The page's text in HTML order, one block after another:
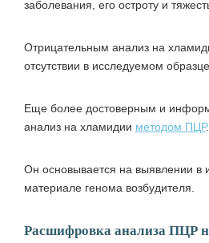
заболевания, его остроту и
Отрицательным анализ на
отсутствии в исследуемом
Еще более достоверным и
анализ на хламидии методом ПЦР.
Он основывается на выявлении в
материале генома возбудителя.
Расшифровка анализа ПЦР